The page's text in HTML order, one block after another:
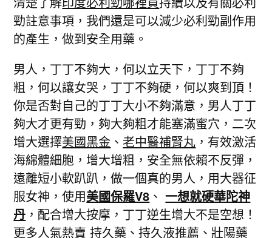
勁註意事項，我們還是可以減少必利勁副作用
的產生，做到安全用藥。
男人，丁丁不夠大，何以立天下，丁丁不夠
粗，何以讓女哭，丁丁不夠硬，何以爽到頂！
你是否對自己的丁丁大小不夠滿意，男人丁丁
夠大才更有勁，夠大夠粗才能塞滿蜜穴，二次
增大選擇美國黑金 、 老中醫補腎丸 ，有效激活
海綿體細胞，增大增粗，安全無依賴不反彈，
遠離短小軟趴趴，做一個真的男人，用大器征
服女神，使用美國保羅V8 、一想就硬華陀神
丹 ，配合增大按摩，丁丁逆生增大不是空想！
更多人氣熱賣持久藥 、持久液推薦 、壯陽藥